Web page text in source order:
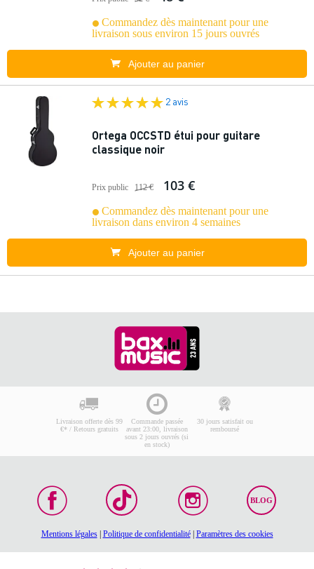
Commandez dès maintenant pour une
livraison sous environ 15 jours ouvrés
Ajouter au panier
2 avis
Ortega OCCSTD étui pour guitare
classique noir
Prix public 112 € 103 €
Commandez dès maintenant pour une
livraison dans environ 4 semaines
Ajouter au panier
Livraison offerte dès 99
€* / Retours gratuits
Commande passée
avant 23:00, livraison
sous 2 jours ouvrés (si
en stock)
30 jours satisfait ou
remboursé
BLOG
Mentions légales| Politique de confidentialité| Paramètres des cookies